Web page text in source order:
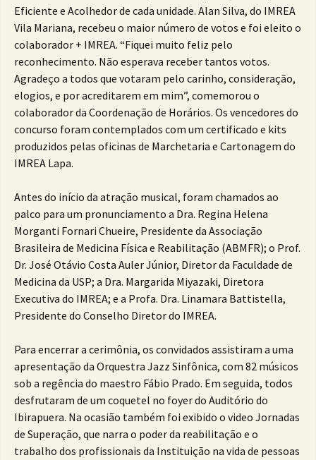
Eficiente e Acolhedor de cada unidade. Alan Silva, do IMREA
Vila Mariana, recebeu o maior número de votos e foi eleito o
colaborador + IMREA. “Fiquei muito feliz pelo
reconhecimento. Não esperava receber tantos votos.
Agradeço a todos que votaram pelo carinho, consideração,
elogios, e por acreditarem em mim”, comemorou o
colaborador da Coordenação de Horários. Os vencedores do
concurso foram contemplados com um certificado e kits
produzidos pelas oficinas de Marchetaria e Cartonagem do
IMREA Lapa.
Antes do início da atração musical, foram chamados ao
palco para um pronunciamento a Dra. Regina Helena
Morganti Fornari Chueire, Presidente da Associação
Brasileira de Medicina Física e Reabilitação (ABMFR); o Prof.
Dr. José Otávio Costa Auler Júnior, Diretor da Faculdade de
Medicina da USP; a Dra. Margarida Miyazaki, Diretora
Executiva do IMREA; e a Profa. Dra. Linamara Battistella,
Presidente do Conselho Diretor do IMREA.
Para encerrar a cerimônia, os convidados assistiram a uma
apresentação da Orquestra Jazz Sinfônica, com 82 músicos
sob a regência do maestro Fábio Prado. Em seguida, todos
desfrutaram de um coquetel no foyer do Auditório do
Ibirapuera. Na ocasião também foi exibido o video Jornadas
de Superação, que narra o poder da reabilitação e o
trabalho dos profissionais da Instituição na vida de pessoas